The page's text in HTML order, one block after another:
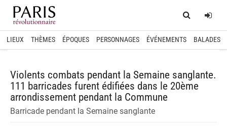
Home
LIEUX THÈMES ÉPOQUES PERSONNAGES ÉVÉNEMENTS BALADES
Violents combats pendant la Semaine sanglante.
111 barricades furent édifiées dans le 20ème
arrondissement pendant la Commune
Barricade pendant la Semaine sanglante